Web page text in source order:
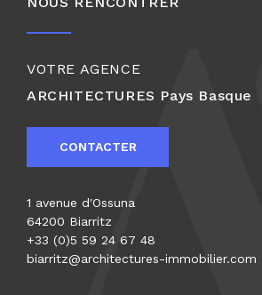
VOTRE AGENCE
ARCHITECTURES Pays Basque
CONTACTER
1 avenue d'Ossuna
64200 Biarritz
+33 (0)5 59 24 67 48
biarritz@architectures-immobilier.com